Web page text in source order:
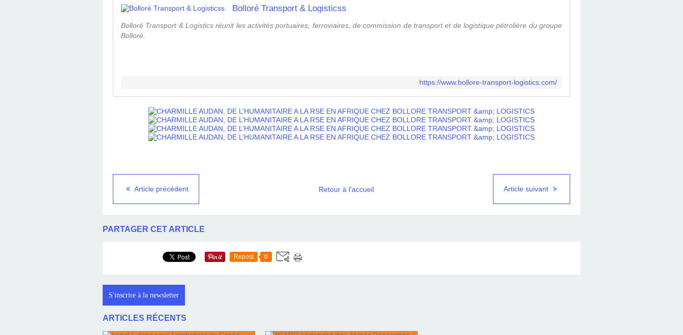
Bolloré Transport & Logisticss
Bolloré Transport & Logistics réunit les activités portuaires, ferroviaires, de commission de transport et de logistique pétrolière du groupe
Bolloré.
https://www.bollore-transport-logistics.com/
Article précédent Article suivant
Retour à l'accueil
PARTAGER CET ARTICLE
Repost 0
S'inscrire à la newsletter
ARTICLES RÉCENTS